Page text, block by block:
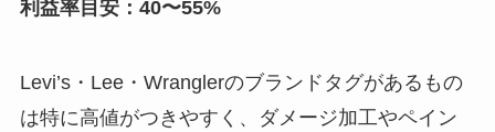
利益率目安：40〜55%
Levi’s・Lee・Wranglerのブランドタグがあるもの
は特に高値がつきやすく、ダメージ加工やペイン